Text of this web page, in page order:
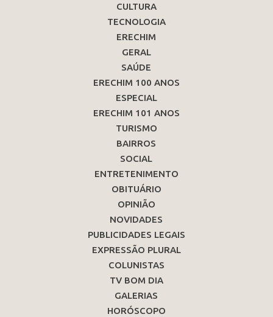
CULTURA
TECNOLOGIA
ERECHIM
GERAL
SAÚDE
ERECHIM 100 ANOS
ESPECIAL
ERECHIM 101 ANOS
TURISMO
BAIRROS
SOCIAL
ENTRETENIMENTO
OBITUÁRIO
OPINIÃO
NOVIDADES
PUBLICIDADES LEGAIS
EXPRESSÃO PLURAL
COLUNISTAS
TV BOM DIA
GALERIAS
HORÓSCOPO